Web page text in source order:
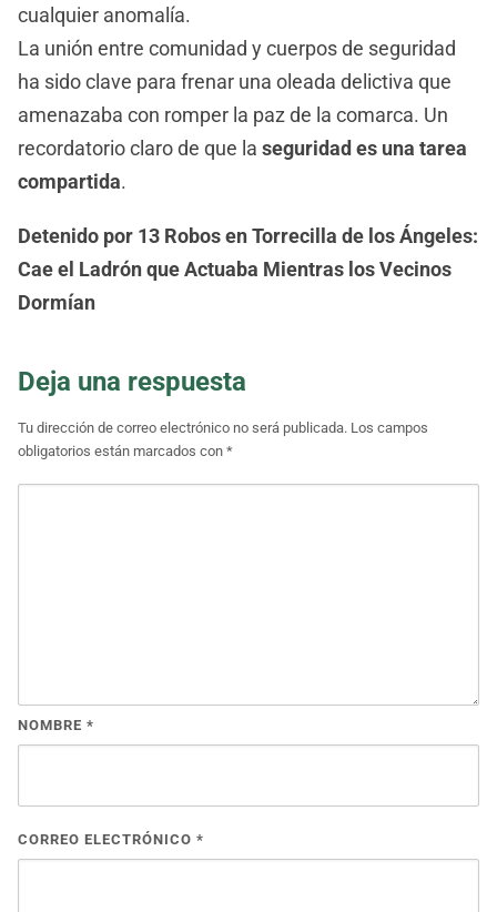
cualquier anomalía.
La unión entre comunidad y cuerpos de seguridad
ha sido clave para frenar una oleada delictiva que
amenazaba con romper la paz de la comarca. Un
recordatorio claro de que la seguridad es una tarea
compartida.
Detenido por 13 Robos en Torrecilla de los Ángeles:
Cae el Ladrón que Actuaba Mientras los Vecinos
Dormían
Deja una respuesta
Tu dirección de correo electrónico no será publicada. Los campos
obligatorios están marcados con *
NOMBRE *
CORREO ELECTRÓNICO *